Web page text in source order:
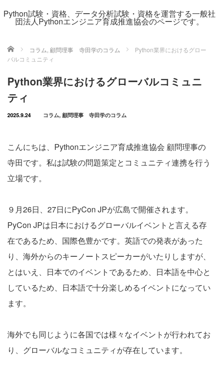
Python試験・資格、データ分析試験・資格を運営する一般社
団法人Pythonエンジニア育成推進協会のページです。
ホーム コラム, 顧問理事 寺田学のコラム
Python業界におけるグロー
バルコミュニティ
Python業界におけるグローバルコミュニ
ティ
2025.9.24 コラム, 顧問理事 寺田学のコラム
こんにちは、Pythonエンジニア育成推進協会 顧問理事の
寺田です。私は試験の問題策定とコミュニティ連携を行う
立場です。
９月26日、27日にPyCon JPが広島で開催されます。
PyCon JPは日本におけるグローバルイベントと言える存
在であるため、国際色豊かです。英語での発表があった
り、海外からのキーノートスピーカーがいたりしますが、
とはいえ、日本でのイベントであるため、日本語を中心と
しているため、日本語で十分楽しめるイベントになってい
ます。
海外でも同じように各国では様々なイベントが行われてお
り、グローバルなコミュニティが存在しています。